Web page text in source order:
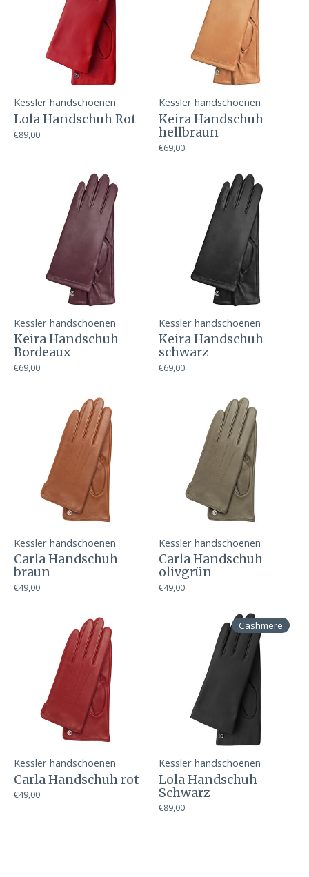
Kessler handschoenen
Lola Handschuh Rot
€89,00
Kessler handschoenen
Keira Handschuh
hellbraun
€69,00
Kessler handschoenen
Keira Handschuh
Bordeaux
€69,00
Kessler handschoenen
Keira Handschuh
schwarz
€69,00
Kessler handschoenen
Carla Handschuh
braun
€49,00
Kessler handschoenen
Carla Handschuh
olivgrün
€49,00
Kessler handschoenen
Carla Handschuh rot
€49,00
Cashmere
Kessler handschoenen
Lola Handschuh
Schwarz
€89,00